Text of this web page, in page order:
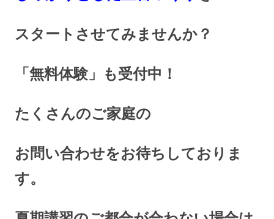
スタートさせてみませんか？
「無料体験」も受付中！
たくさんのご家庭の
お問い合わせをお待ちしておりま
す。